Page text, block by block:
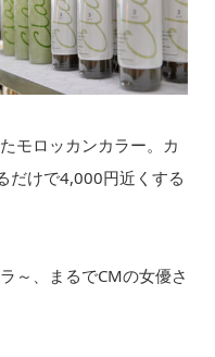
モロッカンカラー。カ
だけで4,000円近くする
～、まるでCMの女優さ